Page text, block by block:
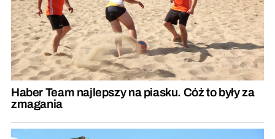
Haber Team najlepszy na piasku. Cóż to były za
zmagania